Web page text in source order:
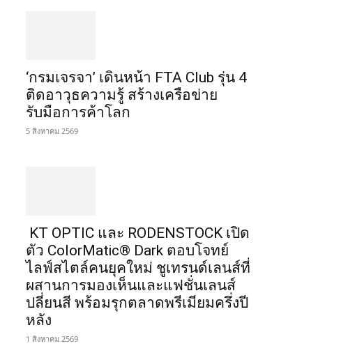
‘กรมเจรจา’ เดินหน้า FTA Club รุ่น 4
ติดอาวุธความรู้ สร้างเครือข่าย
รับมือการค้าโลก
5 สิงหาคม 2569
KT OPTIC และ RODENSTOCK เปิด
ตัว ColorMatic® Dark ตอบโจทย์
ไลฟ์สไตล์คนยุคใหม่ ชูเทรนด์เลนส์ที่
ผสานการมองเห็นและแฟชั่นเลนส์
ปลี่ยนสี พร้อมรุกตลาดพรีเมียมครึ่งปี
หลัง
1 สิงหาคม 2569